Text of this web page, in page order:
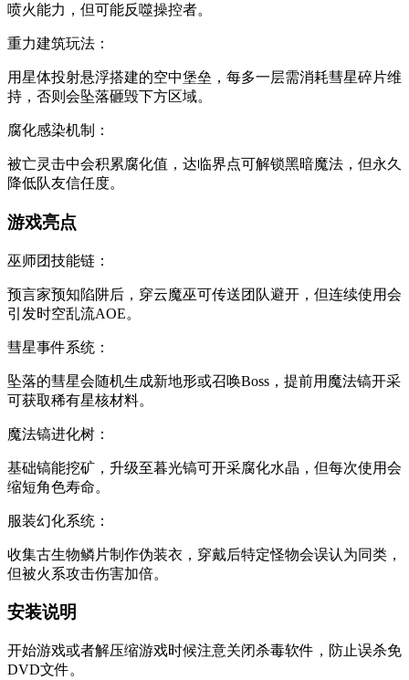
喷火能力，但可能反噬操控者。
‌重力建筑玩法‌：
用星体投射悬浮搭建的空中堡垒，每多一层需消耗彗星碎片维
持，否则会坠落砸毁下方区域。
‌腐化感染机制‌：
被亡灵击中会积累腐化值，达临界点可解锁黑暗魔法，但永久
降低队友信任度。
游戏亮点
‌巫师团技能链‌：
预言家预知陷阱后，穿云魔巫可传送团队避开，但连续使用会
引发时空乱流AOE。
‌彗星事件系统‌：
坠落的彗星会随机生成新地形或召唤Boss，提前用魔法镐开采
可获取稀有星核材料。
‌魔法镐进化树‌：
基础镐能挖矿，升级至暮光镐可开采腐化水晶，但每次使用会
缩短角色寿命。
‌服装幻化系统‌：
收集古生物鳞片制作伪装衣，穿戴后特定怪物会误认为同类，
但被火系攻击伤害加倍。
安装说明
开始游戏或者解压缩游戏时候注意关闭杀毒软件，防止误杀免
DVD文件。